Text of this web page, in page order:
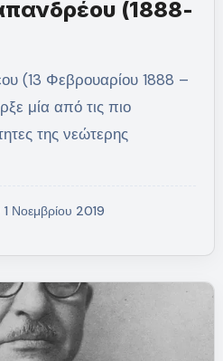
(1888-
μία από τις πιο
της νεώτερης
1 Νοεμβρίου 2019